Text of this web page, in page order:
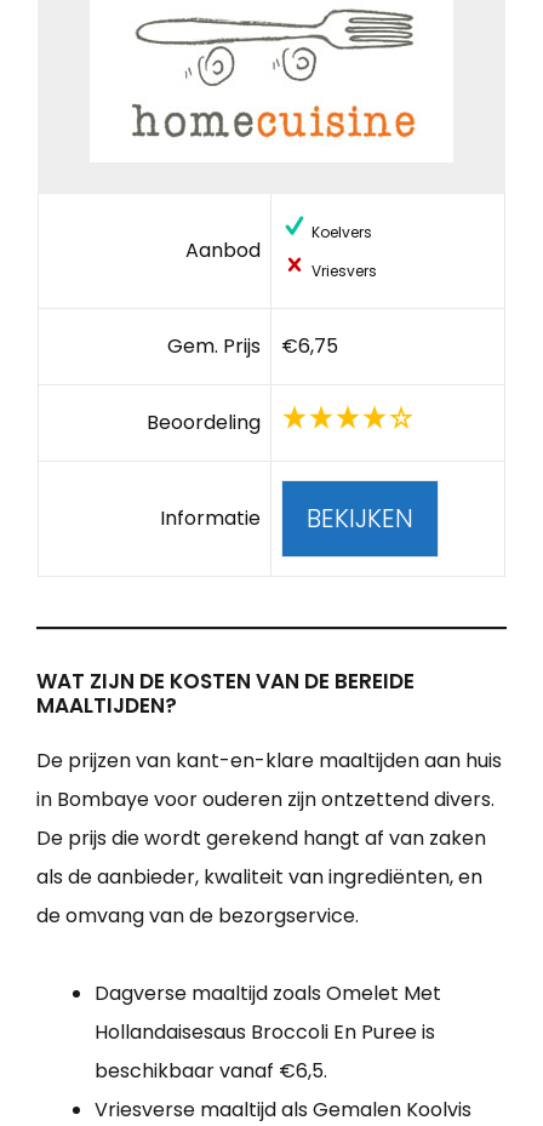
Aanbod
Koelvers
Vriesvers
Gem. Prijs €6,75
Beoordeling
Informatie BEKIJKEN
WAT ZIJN DE KOSTEN VAN DE BEREIDE
MAALTIJDEN?
De prijzen van kant-en-klare maaltijden aan huis
in Bombaye voor ouderen zijn ontzettend divers.
De prijs die wordt gerekend hangt af van zaken
als de aanbieder, kwaliteit van ingrediënten, en
de omvang van de bezorgservice.
Dagverse maaltijd zoals Omelet Met
Hollandaisesaus Broccoli En Puree is
beschikbaar vanaf €6,5.
Vriesverse maaltijd als Gemalen Koolvis